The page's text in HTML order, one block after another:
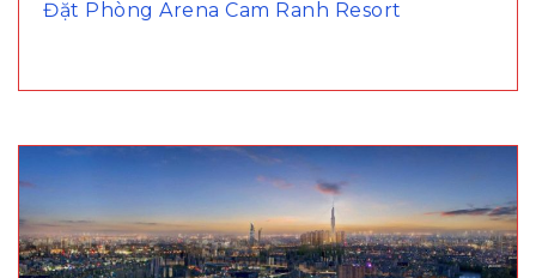
Đặt Phòng Arena Cam Ranh Resort